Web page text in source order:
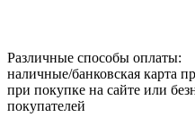
Различные способы оплаты:
наличные/банковская карта
при покупке на сайте или
покупателей